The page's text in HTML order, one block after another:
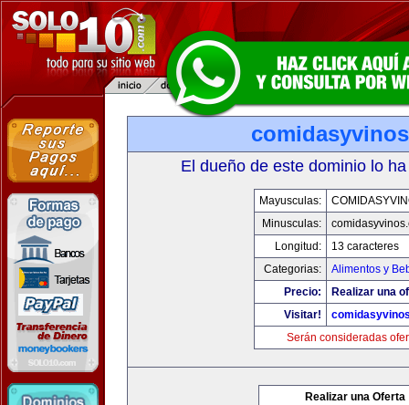
El dueño de este dominio lo
Mayusculas:
Minusculas:
Longitud:
13 caracteres
Categorias:
Alimentos y
Precio:
Realizar una
Visitar!
Serán consideradas
Realizar una Oferta